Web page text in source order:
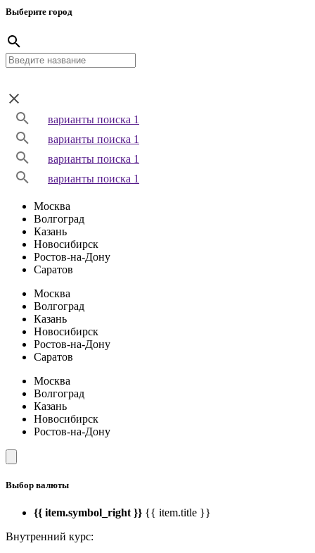
Выберите город
варианты поиска 1
варианты поиска 1
варианты поиска 1
варианты поиска 1
Москва
Волгоград
Казань
Новосибирск
Ростов-на-Дону
Саратов
Москва
Волгоград
Казань
Новосибирск
Ростов-на-Дону
Саратов
Москва
Волгоград
Казань
Новосибирск
Ростов-на-Дону
Выбор валюты
{{ item.symbol_right }} {{ item.title }}
Внутренний курс: